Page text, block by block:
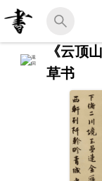
《云顶
草书